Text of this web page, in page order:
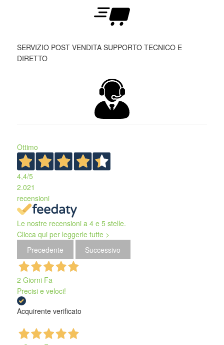
SERVIZIO POST VENDITA SUPPORTO TECNICO E
DIRETTO
Ottimo
4,4/5
2.021
recensioni
Le nostre recensioni a 4 e 5 stelle.
Clicca qui per leggerle tutte >
Precedente
Successivo
2 Giorni Fa
Precisi e veloci!
Acquirente verificato